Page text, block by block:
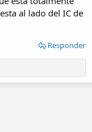
al lado del IC de
Responder